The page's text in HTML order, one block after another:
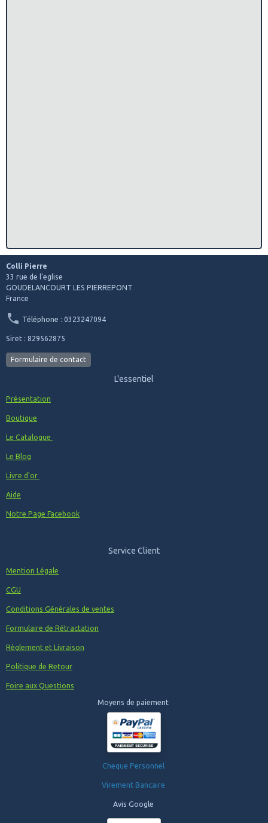
Colli Pierre
33 rue de l'eglise
GOUDELANCOURT LES PIERREPONT
France
Téléphone : 0323247094
Siret : 829562875
Formulaire de contact
L'essentiel
Présentation
Boutique
Le Catalogue
Le Blog
Livre d'or
Aide
Notre Page Facebook
Service Client
Mention Légale
CGU
Conditions Générales de ventes
Formulaire de Rétractation
Règlement et Livraison
Politique de Retour
Foire aux Questions
Moyens de paiement
Cheque Personnel
Virement Bancaire
Avis Google